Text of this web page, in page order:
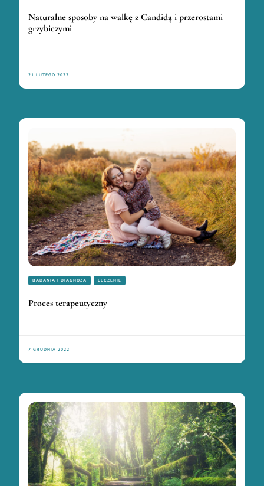
Naturalne sposoby na walkę z Candidą i przerostami
grzybiczymi
21 LUTEGO 2022
BADANIA I DIAGNOZA LECZENIE
Proces terapeutyczny
7 GRUDNIA 2022